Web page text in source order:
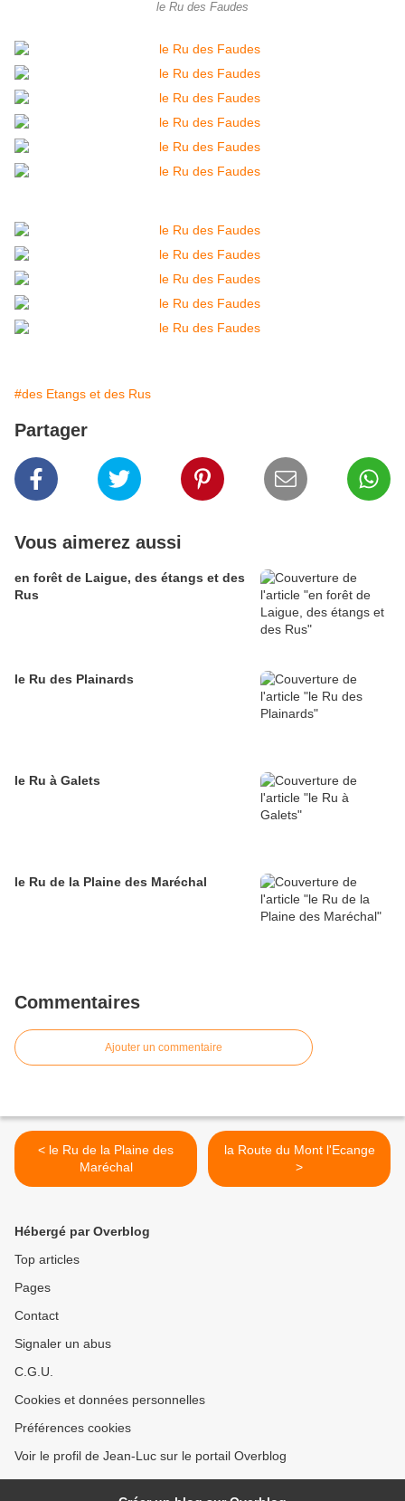
le Ru des Faudes
#des Etangs et des Rus
Partager
Vous aimerez aussi
en forêt de Laigue, des étangs et des
Rus
le Ru des Plainards
le Ru à Galets
le Ru de la Plaine des Maréchal
Commentaires
Ajouter un commentaire
< le Ru de la Plaine des
Maréchal
la Route du Mont l'Ecange
>
Hébergé par Overblog
Top articles
Pages
Contact
Signaler un abus
C.G.U.
Cookies et données personnelles
Préférences cookies
Voir le profil de Jean-Luc sur le portail Overblog